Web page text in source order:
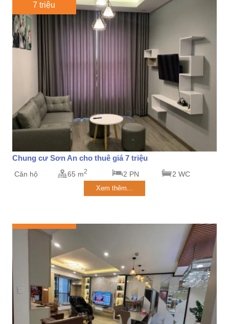
7 triệu
Chung cư Sơn An cho thuê giá 7 triệu
Căn hộ 65 m2 2 PN 2 WC
Xem thêm...